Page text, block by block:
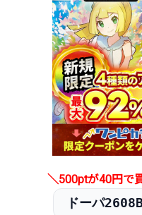
＼500ptが40円で
ドーパ